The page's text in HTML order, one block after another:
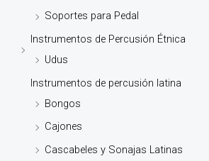
Soportes para Pedal
Instrumentos de Percusión Étnica
Udus
Instrumentos de percusión latina
Bongos
Cajones
Cascabeles y Sonajas Latinas